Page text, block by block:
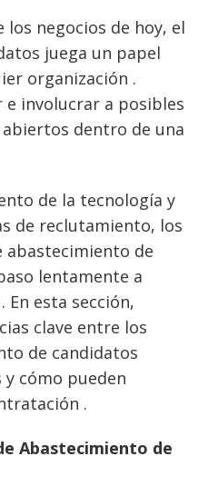
los negocios de hoy, el
juega un papel
organización .
involucrar a posibles
dentro de una
de la tecnología y
de reclutamiento, los
abastecimiento de
lentamente a
En esta sección,
clave entre los
de candidatos
cómo pueden
.
Abastecimiento de